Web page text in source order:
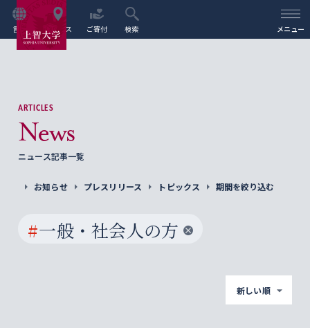
言語 アクセス ご寄付 検索 メニュー
ARTICLES
News
ニュース記事一覧
お知らせ プレスリリース トピックス 期間を絞り込む
#一般・社会人の方
新しい順